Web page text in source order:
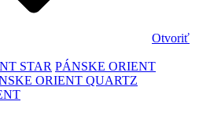
Otvoriť
STAR PÁNSKE ORIENT
ORIENT QUARTZ